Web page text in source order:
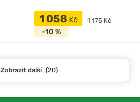
1 058 Kč 1 175 Kč
-10 %
Zobrazit další (20)